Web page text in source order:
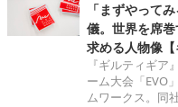
「まずやって
儀。世界を席巻
求める人物像【
『ギルティギ
ーム大会「EVO
ムワークス。同